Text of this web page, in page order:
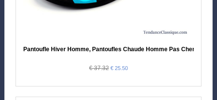
Pantoufle Hiver Homme, Pantoufles Chaude Homme Pas Cher
€ 37.32 € 25.50